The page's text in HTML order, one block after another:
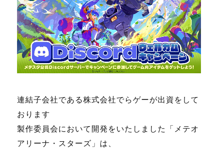
連結子会社である株式会社でらゲーが出資をして
おります
製作委員会において開発をいたしました「メテオ
アリーナ・スターズ」は、